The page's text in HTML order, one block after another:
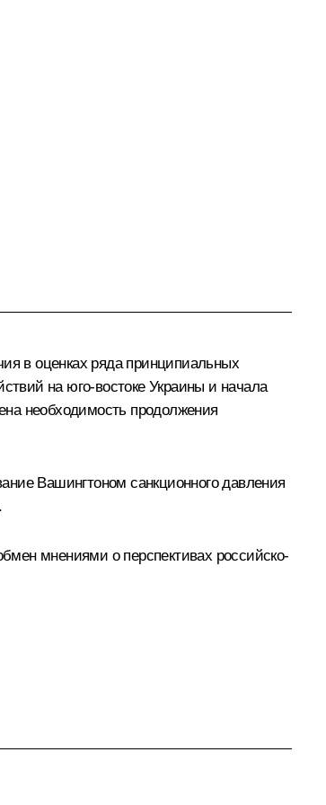
в оценках ряда принципиальных
на юго-востоке Украины и начала
необходимость продолжения
Вашингтоном санкционного давления
мнениями о перспективах российско-